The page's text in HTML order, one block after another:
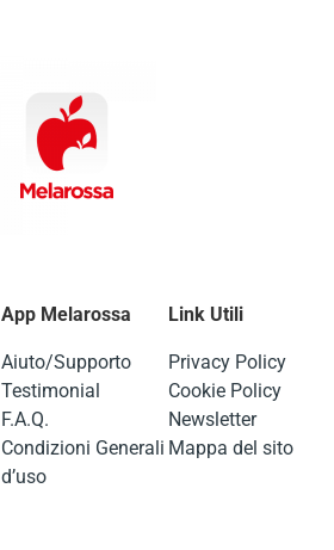
App Melarossa
Aiuto/Supporto
Testimonial
F.A.Q.
Condizioni Generali
d’uso
Link Utili
Privacy Policy
Cookie Policy
Newsletter
Mappa del sito